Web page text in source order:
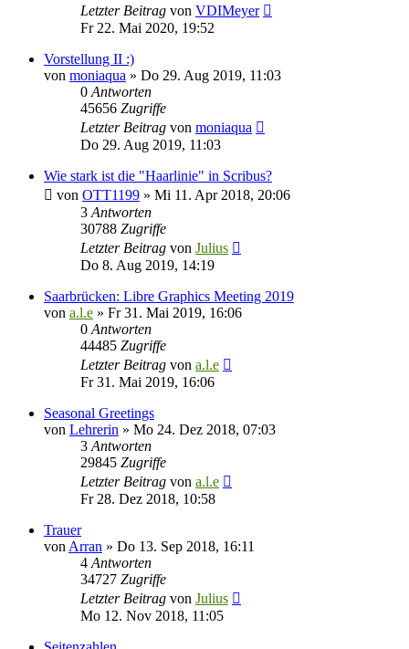
Letzter Beitrag von VDIMeyer
Fr 22. Mai 2020, 19:52
Vorstellung II :)
von moniaqua » Do 29. Aug 2019, 11:03
0 Antworten
45656 Zugriffe
Letzter Beitrag von moniaqua
Do 29. Aug 2019, 11:03
Wie stark ist die "Haarlinie" in Scribus?
von OTT1199 » Mi 11. Apr 2018, 20:06
3 Antworten
30788 Zugriffe
Letzter Beitrag von Julius
Do 8. Aug 2019, 14:19
Saarbrücken: Libre Graphics Meeting 2019
von a.l.e » Fr 31. Mai 2019, 16:06
0 Antworten
44485 Zugriffe
Letzter Beitrag von a.l.e
Fr 31. Mai 2019, 16:06
Seasonal Greetings
von Lehrerin » Mo 24. Dez 2018, 07:03
3 Antworten
29845 Zugriffe
Letzter Beitrag von a.l.e
Fr 28. Dez 2018, 10:58
Trauer
von Arran » Do 13. Sep 2018, 16:11
4 Antworten
34727 Zugriffe
Letzter Beitrag von Julius
Mo 12. Nov 2018, 11:05